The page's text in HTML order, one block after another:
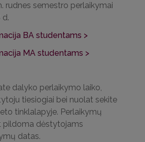
rudnes semestro perlaikymai
d.
BA studentams >
MA studentams >
dalyko perlaikymo laiko,
tiesiogiai bei nuolat sekite
tinklalapyje. Perlaikymų
pildoma dėstytojams
datas.